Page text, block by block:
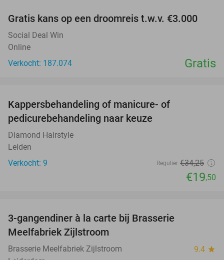
Gratis kans op een droomreis t.w.v. €3.000
Social Deal Win
Online
Verkocht: 187.074
Gratis
Kappersbehandeling of manicure- of
pedicurebehandeling naar keuze
Diamond Hairstyle
Leiden
Verkocht: 9
Regulier €34,25
€19,50
3-gangendiner à la carte bij Brasserie
Meelfabriek Zijlstroom
Brasserie Meelfabriek Zijlstroom 9.4 star